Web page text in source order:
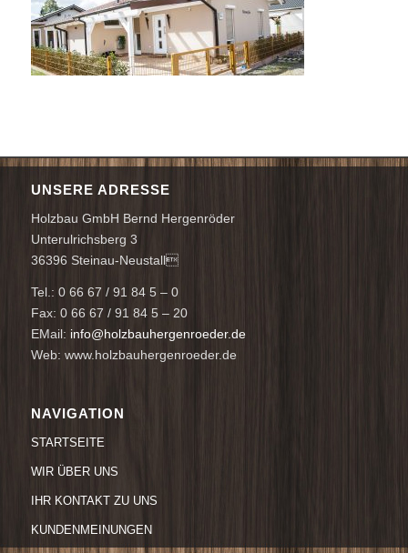
UNSERE ADRESSE
Holzbau GmbH Bernd Hergenröder
Unterulrichsberg 3
36396 Steinau-Neustall
Tel.: 0 66 67 / 91 84 5 – 0
Fax: 0 66 67 / 91 84 5 – 20
EMail: info@holzbauhergenroeder.de
Web: www.holzbauhergenroeder.de
NAVIGATION
STARTSEITE
WIR ÜBER UNS
IHR KONTAKT ZU UNS
KUNDENMEINUNGEN